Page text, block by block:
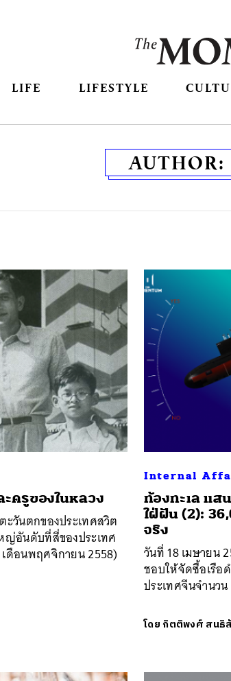
LIFE LIFESTYLE
AUTHOR:
ะครูของในหลวง
ะวันตกของประเทศสวิต
ญ่อันดับที่สี่ของประเทศ
ดือนพฤศจิกายน 2558)
Internal
ท้องทะเล แ
ใฝ่ฝัน (2):
จริง
วันที่ 18 เมษายน
ชอบให้จัดซื้อเรือด
ประเทศจีนจำนว
โดย กิตติพงศ์ สนธิ